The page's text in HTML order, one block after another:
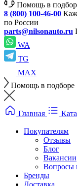
Помощь в
8 (800) 100-46-00
по России
parts@nilsonauto.ru
WA
TG
MAX
Помощь в подборе
Главная
Покупателям
Отзывы
Блог
Вакансии
Вопросы
Бренды
Доставка